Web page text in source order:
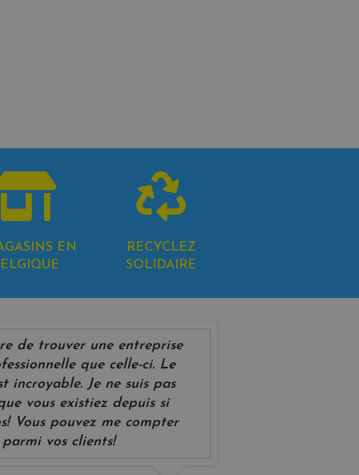
EN
RECYCLEZ
SOLIDAIRE
de trouver une entreprise
que celle-ci. Le
incroyable. Je ne suis pas
vous existiez depuis si
Vous pouvez me compter
parmi vos clients!